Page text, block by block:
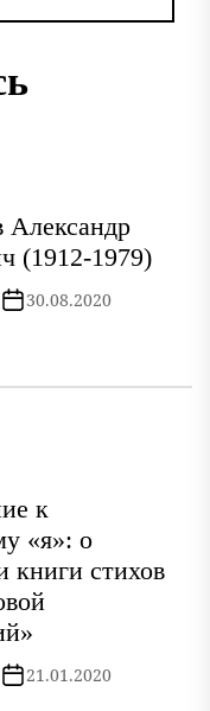
Александр
(1912-1979)
30.08.2020
к
«я»: о
книги стихов
21.01.2020